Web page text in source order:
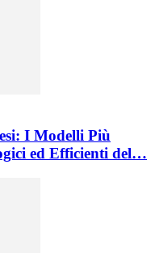
I Modelli Più
ed Efficienti del…